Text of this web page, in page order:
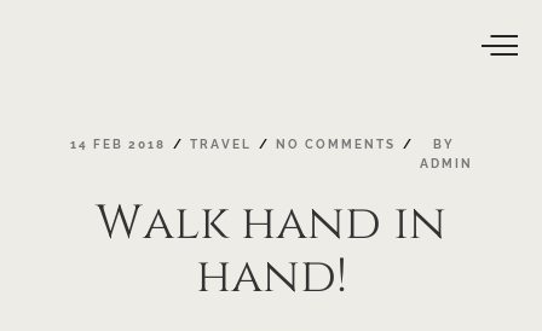
14 FEB 2018 TRAVEL NO COMMENTS
BY
ADMIN
Walk hand in
hand!